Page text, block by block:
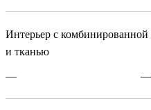
Интерьер с комбинированной
и тканью
— —